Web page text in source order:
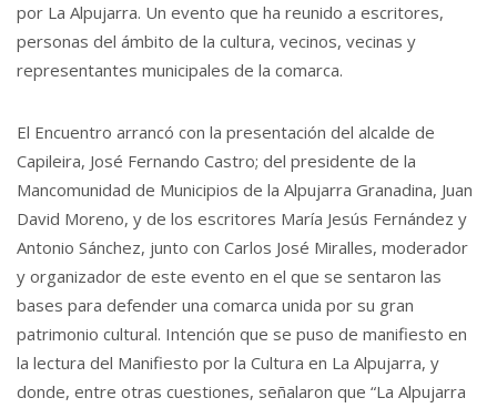
por La Alpujarra. Un evento que ha reunido a escritores,
personas del ámbito de la cultura, vecinos, vecinas y
representantes municipales de la comarca.
El Encuentro arrancó con la presentación del alcalde de
Capileira, José Fernando Castro; del presidente de la
Mancomunidad de Municipios de la Alpujarra Granadina, Juan
David Moreno, y de los escritores María Jesús Fernández y
Antonio Sánchez, junto con Carlos José Miralles, moderador
y organizador de este evento en el que se sentaron las
bases para defender una comarca unida por su gran
patrimonio cultural. Intención que se puso de manifiesto en
la lectura del Manifiesto por la Cultura en La Alpujarra, y
donde, entre otras cuestiones, señalaron que “La Alpujarra